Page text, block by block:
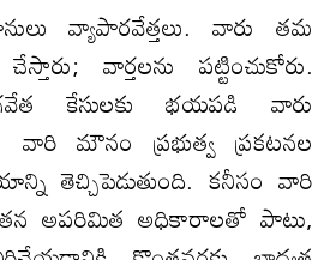
వ్యాపారవేత్తలు. వారు తమ
వార్తలను పట్టించుకోరు.
కేసులకు భయపడి వారు
మౌనం ప్రభుత్వ ప్రకటనల
తెచ్చిపెడుతుంది. కనీసం వారి
తన అపరిమిత అధికారాలతో పాటు,